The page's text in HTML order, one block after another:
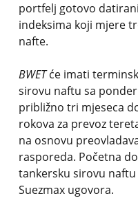
portfelj gotovo
indeksima koji mjere
nafte.
BWETće imati
sirovu naftu sa
približno tri mjeseca
rokova za prevoz
na osnovu
rasporeda. Početna
tankersku sirovu naftu
Suezmax ugovora.